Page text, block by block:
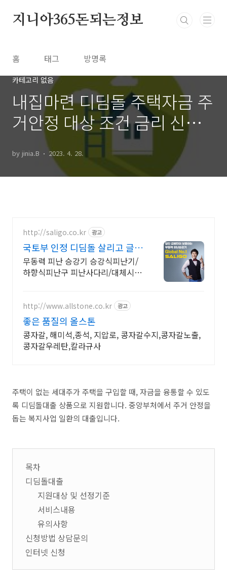
지니아365돈되는정보
홈 태그 방명록
카테고리 없음
내집마련 디딤돌 주택자금 주
거안정 대상 조건 금리 신청
by jinia.B 2023. 4. 28.
http://saligo.co.kr 광고
국토부 인정 디딤돌 살리고 글로
벌No.1 대통령상 수상
무동력 피난 승강기 승강식피난기/
하향식피난구 피난사다리/대체시설
인정/김병만 모델/아파트 화재
http://www.allstone.co.kr 광고
좋은 품질의 올스톤
콩자갈, 해미석,종석, 지압로, 콩자갈수지,콩자갈노출,
콩자갈우레탄,칼라규사
주택이 없는 세대주가 주택을 구입할 때, 자금을 융통할 수 있도
록 디딤돌대출 상품으로 지원합니다. 중앙부처에서 주거 안정을
돕는 복지사업 일환의 대출입니다.
목차
디딤돌대출
지원대상 및 선정기준
서비스내용
유의사항
신청방법 상담문의
인터넷 신청